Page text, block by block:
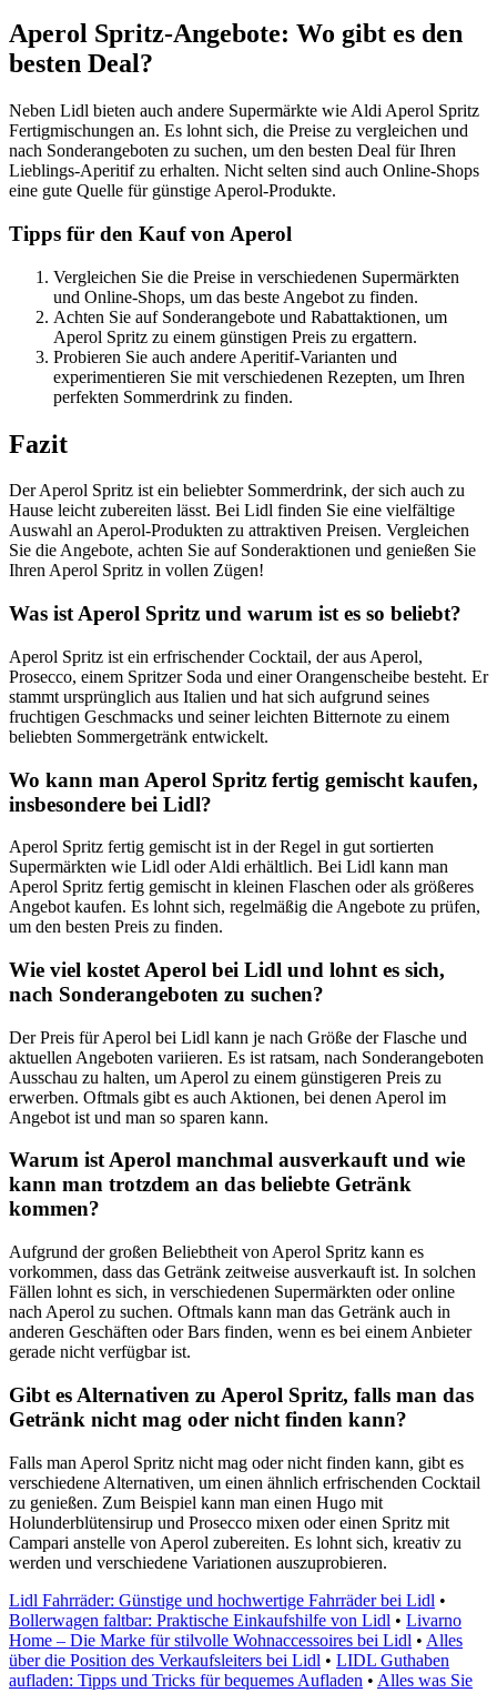
Aperol Spritz-Angebote: Wo gibt es den
besten Deal?
Neben Lidl bieten auch andere Supermärkte wie Aldi Aperol Spritz
Fertigmischungen an. Es lohnt sich, die Preise zu vergleichen und
nach Sonderangeboten zu suchen, um den besten Deal für Ihren
Lieblings-Aperitif zu erhalten. Nicht selten sind auch Online-Shops
eine gute Quelle für günstige Aperol-Produkte.
Tipps für den Kauf von Aperol
Vergleichen Sie die Preise in verschiedenen Supermärkten
und Online-Shops, um das beste Angebot zu finden.
Achten Sie auf Sonderangebote und Rabattaktionen, um
Aperol Spritz zu einem günstigen Preis zu ergattern.
Probieren Sie auch andere Aperitif-Varianten und
experimentieren Sie mit verschiedenen Rezepten, um Ihren
perfekten Sommerdrink zu finden.
Fazit
Der Aperol Spritz ist ein beliebter Sommerdrink, der sich auch zu
Hause leicht zubereiten lässt. Bei Lidl finden Sie eine vielfältige
Auswahl an Aperol-Produkten zu attraktiven Preisen. Vergleichen
Sie die Angebote, achten Sie auf Sonderaktionen und genießen Sie
Ihren Aperol Spritz in vollen Zügen!
Was ist Aperol Spritz und warum ist es so beliebt?
Aperol Spritz ist ein erfrischender Cocktail, der aus Aperol,
Prosecco, einem Spritzer Soda und einer Orangenscheibe besteht. Er
stammt ursprünglich aus Italien und hat sich aufgrund seines
fruchtigen Geschmacks und seiner leichten Bitternote zu einem
beliebten Sommergetränk entwickelt.
Wo kann man Aperol Spritz fertig gemischt kaufen,
insbesondere bei Lidl?
Aperol Spritz fertig gemischt ist in der Regel in gut sortierten
Supermärkten wie Lidl oder Aldi erhältlich. Bei Lidl kann man
Aperol Spritz fertig gemischt in kleinen Flaschen oder als größeres
Angebot kaufen. Es lohnt sich, regelmäßig die Angebote zu prüfen,
um den besten Preis zu finden.
Wie viel kostet Aperol bei Lidl und lohnt es sich,
nach Sonderangeboten zu suchen?
Der Preis für Aperol bei Lidl kann je nach Größe der Flasche und
aktuellen Angeboten variieren. Es ist ratsam, nach Sonderangeboten
Ausschau zu halten, um Aperol zu einem günstigeren Preis zu
erwerben. Oftmals gibt es auch Aktionen, bei denen Aperol im
Angebot ist und man so sparen kann.
Warum ist Aperol manchmal ausverkauft und wie
kann man trotzdem an das beliebte Getränk
kommen?
Aufgrund der großen Beliebtheit von Aperol Spritz kann es
vorkommen, dass das Getränk zeitweise ausverkauft ist. In solchen
Fällen lohnt es sich, in verschiedenen Supermärkten oder online
nach Aperol zu suchen. Oftmals kann man das Getränk auch in
anderen Geschäften oder Bars finden, wenn es bei einem Anbieter
gerade nicht verfügbar ist.
Gibt es Alternativen zu Aperol Spritz, falls man das
Getränk nicht mag oder nicht finden kann?
Falls man Aperol Spritz nicht mag oder nicht finden kann, gibt es
verschiedene Alternativen, um einen ähnlich erfrischenden Cocktail
zu genießen. Zum Beispiel kann man einen Hugo mit
Holunderblütensirup und Prosecco mixen oder einen Spritz mit
Campari anstelle von Aperol zubereiten. Es lohnt sich, kreativ zu
werden und verschiedene Variationen auszuprobieren.
Lidl Fahrräder: Günstige und hochwertige Fahrräder bei Lidl •
Bollerwagen faltbar: Praktische Einkaufshilfe von Lidl • Livarno
Home – Die Marke für stilvolle Wohnaccessoires bei Lidl • Alles
über die Position des Verkaufsleiters bei Lidl • LIDL Guthaben
aufladen: Tipps und Tricks für bequemes Aufladen • Alles was Sie